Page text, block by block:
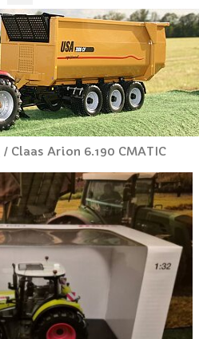
/ Claas Arion 6.190 CMATIC